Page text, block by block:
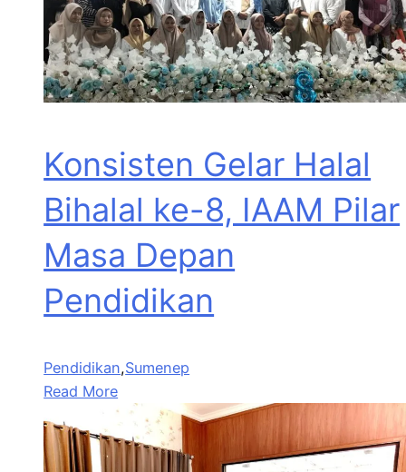
Konsisten Gelar Halal
Bihalal ke-8, IAAM Pilar
Masa Depan
Pendidikan
Pendidikan,Sumenep
Read More